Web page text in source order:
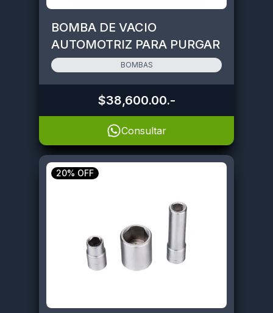
BOMBA DE VACIO
AUTOMOTRIZ PARA PURGAR
FRENOS
BOMBAS
$38,600.00.-
Consultar
20% OFF